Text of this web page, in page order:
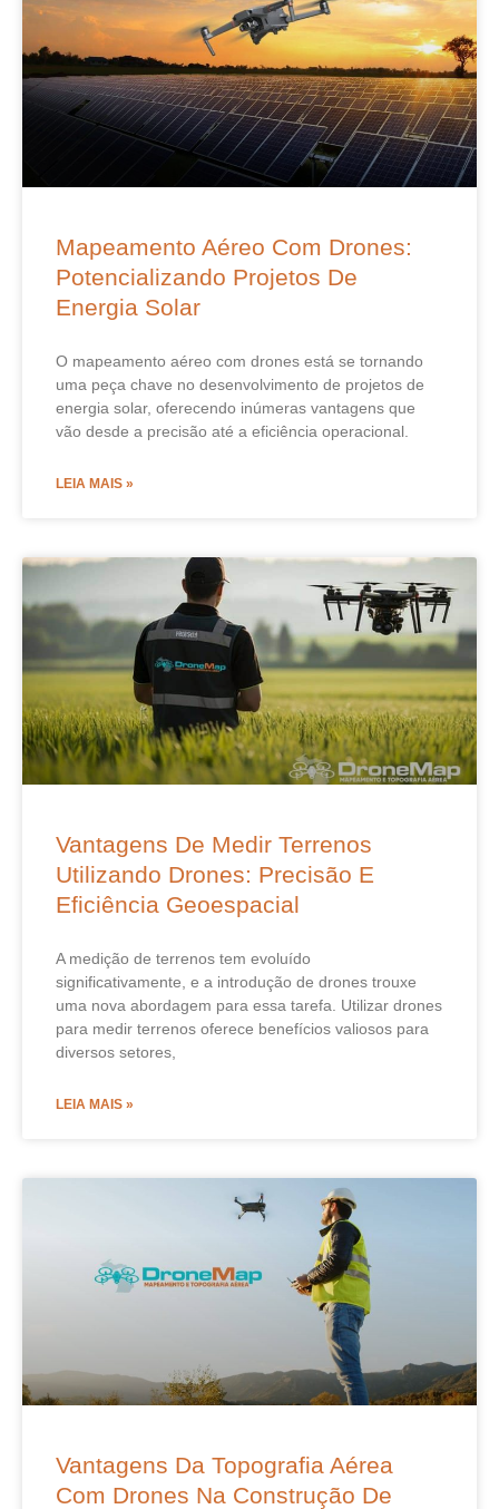
Mapeamento Aéreo Com Drones:
Potencializando Projetos De
Energia Solar
O mapeamento aéreo com drones está se tornando
uma peça chave no desenvolvimento de projetos de
energia solar, oferecendo inúmeras vantagens que
vão desde a precisão até a eficiência operacional.
LEIA MAIS »
Vantagens De Medir Terrenos
Utilizando Drones: Precisão E
Eficiência Geoespacial
A medição de terrenos tem evoluído
significativamente, e a introdução de drones trouxe
uma nova abordagem para essa tarefa. Utilizar drones
para medir terrenos oferece benefícios valiosos para
diversos setores,
LEIA MAIS »
Vantagens Da Topografia Aérea
Com Drones Na Construção De